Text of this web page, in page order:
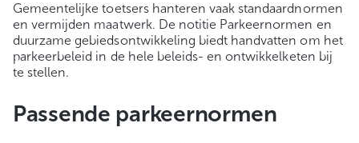
Gemeentelijke toetsers hanteren vaak standaardnormen
en vermijden maatwerk. De notitie Parkeernormen en
duurzame gebiedsontwikkeling biedt handvatten om het
parkeerbeleid in de hele beleids- en ontwikkelketen bij
te stellen.
Passende parkeernormen